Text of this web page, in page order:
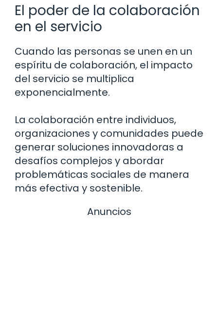
El poder de la colaboración
en el servicio
Cuando las personas se unen en un
espíritu de colaboración, el impacto
del servicio se multiplica
exponencialmente.
La colaboración entre individuos,
organizaciones y comunidades puede
generar soluciones innovadoras a
desafíos complejos y abordar
problemáticas sociales de manera
más efectiva y sostenible.
Anuncios